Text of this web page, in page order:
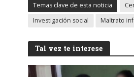
Temas clave de esta noticia
Investigación social
Maltrato
Tal vez te interese